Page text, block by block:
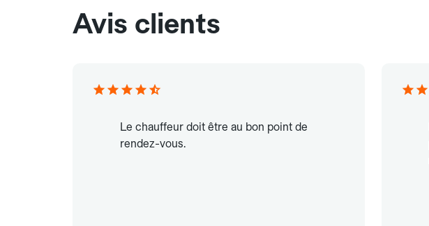
Avis clients
Le chauffeur doit être au bon point de
rendez-vous.